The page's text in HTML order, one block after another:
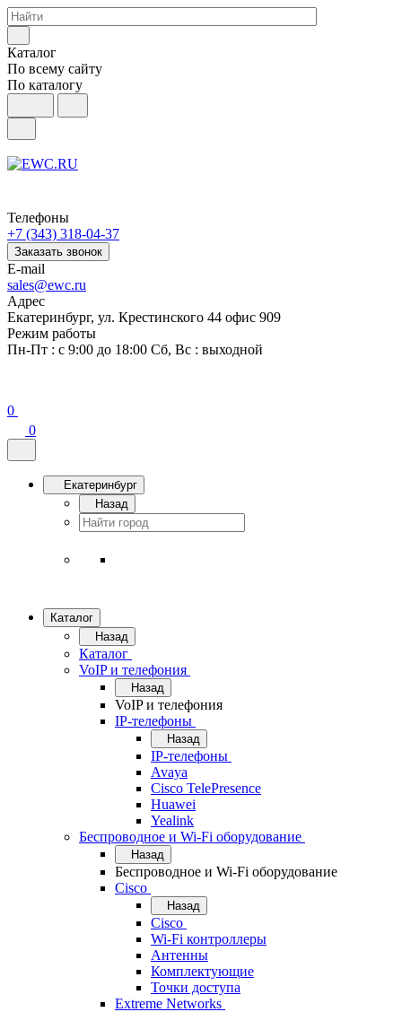
Каталог
По всему сайту
По каталогу
Телефоны
+7 (343) 318-04-37
Заказать звонок
E-mail
sales@ewc.ru
Адрес
Екатеринбург, ул. Крестинского 44 офис 909
Режим работы
Пн-Пт : с 9:00 до 18:00 Сб, Вс : выходной
0
0
Екатеринбург
Назад
Каталог
Назад
Каталог
VoIP и телефония
Назад
VoIP и телефония
IP-телефоны
Назад
IP-телефоны
Avaya
Cisco TelePresence
Huawei
Yealink
Беспроводное и Wi-Fi оборудование
Назад
Беспроводное и Wi-Fi оборудование
Cisco
Назад
Cisco
Wi-Fi контроллеры
Антенны
Комплектующие
Точки доступа
Extreme Networks